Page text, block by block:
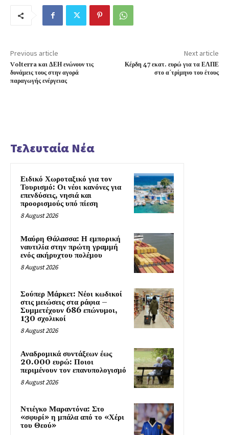
Previous article
Volterra και ΔΕΗ ενώνουν τις
δυνάμεις τους στην αγορά
παραγωγής ενέργειας
Next article
Κέρδη 47 εκατ. ευρώ για τα ΕΛΠΕ
στο α΄τρίμηνο του έτους
Τελευταία Νέα
Ειδικό Χωροταξικό για τον
Τουρισμό: Οι νέοι κανόνες για
επενδύσεις, νησιά και
προορισμούς υπό πίεση
8 August 2026
Μαύρη Θάλασσα: Η εμπορική
ναυτιλία στην πρώτη γραμμή
ενός ακήρυχτου πολέμου
8 August 2026
Σούπερ Μάρκετ: Νέοι κωδικοί
στις μειώσεις στα ράφια –
Συμμετέχουν 686 επώνυμοι,
130 σχολικοί
8 August 2026
Αναδρομικά συντάξεων έως
20.000 ευρώ: Ποιοι
περιμένουν τον επανυπολογισμό
8 August 2026
Ντιέγκο Μαραντόνα: Στο
«σφυρί» η μπάλα από το «Χέρι
του Θεού»